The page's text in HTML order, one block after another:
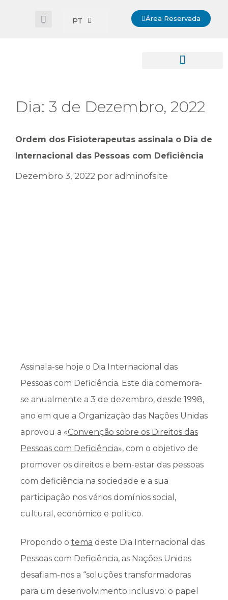
PT Área Reservada
Dia: 3 de Dezembro, 2022
Ordem dos Fisioterapeutas assinala o Dia de
Internacional das Pessoas com Deficiência
Dezembro 3, 2022 por adminofsite
Assinala-se hoje o Dia Internacional das
Pessoas com Deficiência. Este dia comemora-
se anualmente a 3 de dezembro, desde 1998,
ano em que a Organização das Nações Unidas
aprovou a «Convenção sobre os Direitos das
Pessoas com Deficiência», com o objetivo de
promover os direitos e bem-estar das pessoas
com deficiência na sociedade e a sua
participação nos vários domínios social,
cultural, económico e político.
Propondo o tema deste Dia Internacional das
Pessoas com Deficiência, as Nações Unidas
desafiam-nos a “soluções transformadoras
para um desenvolvimento inclusivo: o papel